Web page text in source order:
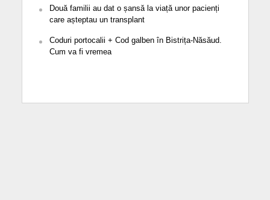
Două familii au dat o șansă la viață unor pacienți
care așteptau un transplant
Coduri portocalii + Cod galben în Bistrița-Năsăud.
Cum va fi vremea